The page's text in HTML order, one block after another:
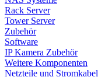
Rack Server
Tower Server
Zubehör
Software
IP Kamera Zubehör
Weitere Komponenten
Netzteile und Stromkabel